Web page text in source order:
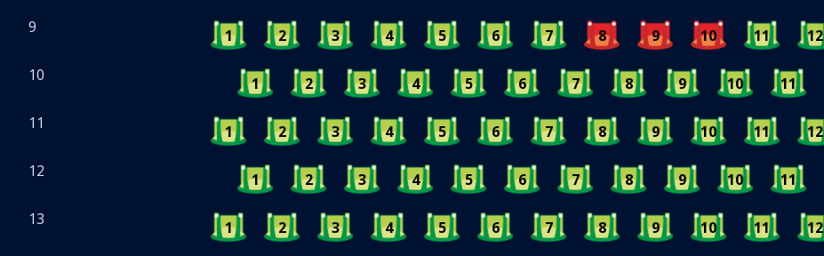
9 1 2 3 4 5 6 7 8 9 10 11 12
10
1 2 3 4 5 6 7 8 9 10 11
11
1 2 3 4 5 6 7 8 9 10 11 12
12
1 2 3 4 5 6 7 8 9 10 11
13
1 2 3 4 5 6 7 8 9 10 11 12